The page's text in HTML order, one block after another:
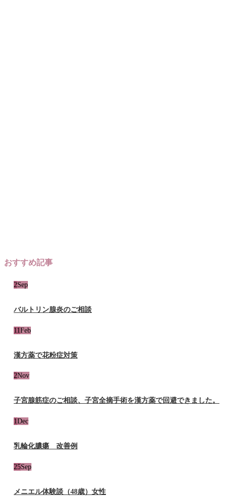
おすすめ記事
2Sep
バルトリン腺炎のご相談
11Feb
漢方薬で花粉症対策
2Nov
子宮腺筋症のご相談、子宮全摘手術を漢方薬で回避できました。
1 Dec
乳輪化膿瘍 改善例
25Sep
メニエル体験談（48歳）女性